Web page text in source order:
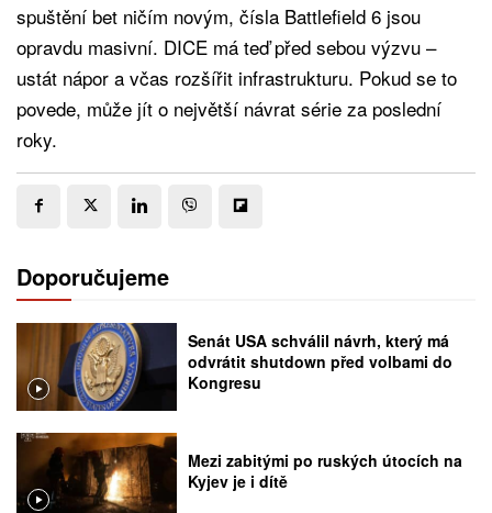
spuštění bet ničím novým, čísla Battlefield 6 jsou
opravdu masivní. DICE má teď před sebou výzvu –
ustát nápor a včas rozšířit infrastrukturu. Pokud se to
povede, může jít o největší návrat série za poslední
roky.
Doporučujeme
Senát USA schválil návrh, který má
odvrátit shutdown před volbami do
Kongresu
Mezi zabitými po ruských útocích na
Kyjev je i dítě